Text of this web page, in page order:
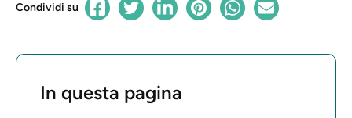
Condividi su
In questa pagina